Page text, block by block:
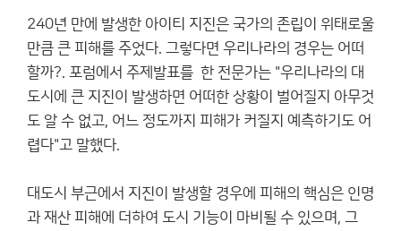
240년 만에 발생한 아이티 지진은 국가의 존립이 위태로울
만큼 큰 피해를 주었다. 그렇다면 우리나라의 경우는 어떠
할까?. 포럼에서 주제발표를 한 전문가는 "우리나라의 대
도시에 큰 지진이 발생하면 어떠한 상황이 벌어질지 아무것
도 알 수 없고, 어느 정도까지 피해가 커질지 예측하기도 어
렵다"고 말했다.
대도시 부근에서 지진이 발생할 경우에 피해의 핵심은 인명
과 재산 피해에 더하여 도시 기능이 마비될 수 있으며, 그